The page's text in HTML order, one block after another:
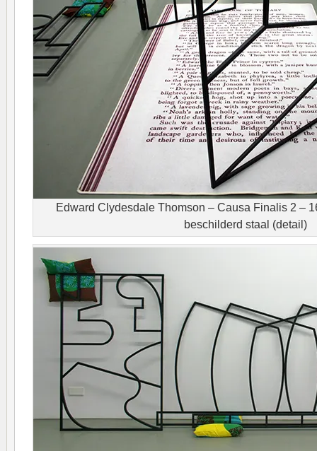
Edward Clydesdale Thomson – Causa Finalis 2 –
beschilderd staal (detail)